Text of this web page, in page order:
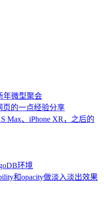
年微型聚会
页的一点经验分享
Max、iPhone XR，之后的
环境
和opacity做淡入淡出效果